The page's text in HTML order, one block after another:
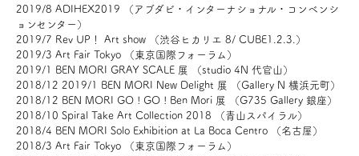
2019/8 ADIHEX2019 （アブダビ・インターナショナル・コンベンシ
ョンセンター）
2019/7 Rev UP！ Art show （渋谷ヒカリエ 8/ CUBE1.2.3.）
2019/3 Art Fair Tokyo （東京国際フォーラム）
2019/1 BEN MORI GRAY SCALE 展 （studio 4N 代官山）
2018/12 2019/1 BEN MORI New Delight 展 （Gallery N 横浜元町）
2018/12 BEN MORI GO ! GO ! Ben Mori 展 （G735 Gallery 銀座）
2018/10 Spiral Take Art Collection 2018 （青山スパイラル）
2018/4 BEN MORI Solo Exhibition at La Boca Centro （名古屋）
2018/3 Art Fair Tokyo （東京国際フォーラム）